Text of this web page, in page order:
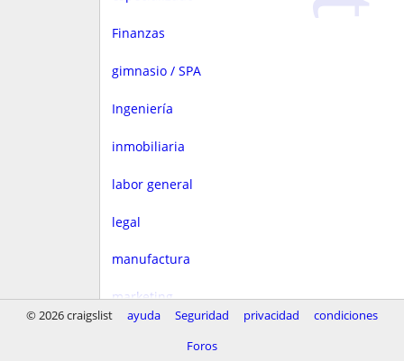
Finanzas
gimnasio / SPA
Ingeniería
inmobiliaria
labor general
legal
manufactura
marketing
© 2026 craigslist ayuda Seguridad privacidad
condiciones
Foros